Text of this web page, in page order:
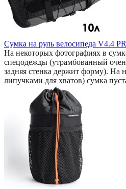
Сумка на руль велосипеда V4.4
На некоторых фотографиях в
спецодежды (утрамбованный
задняя стенка держит форму). На
липучками для хватов) сумка